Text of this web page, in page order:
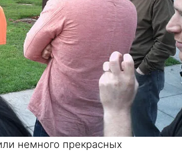
немного прекрасных